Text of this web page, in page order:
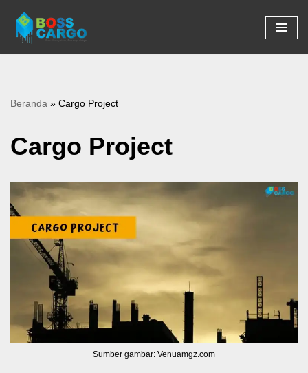
Lompat
ke
Beranda » Cargo Project
Cargo Project
Sumber gambar: Venuamgz.com